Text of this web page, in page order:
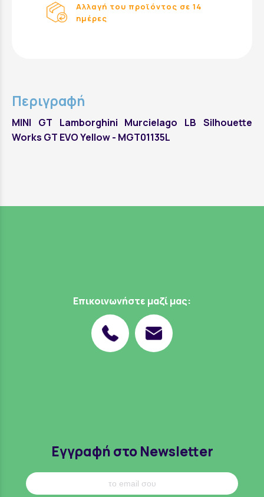
Αλλαγή του προϊόντος σε 14
ημέρες
Περιγραφή
MINI GT Lamborghini Murcielago LB Silhouette
Works GT EVO Yellow - MGT01135L
Επικοινωνήστε μαζί μας:
Εγγραφή στο Newsletter